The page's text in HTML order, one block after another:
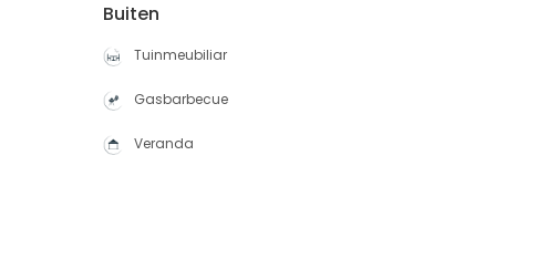
Buiten
Tuinmeubiliar
Gasbarbecue
Veranda